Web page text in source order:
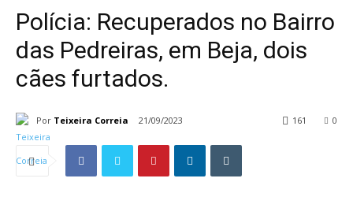
Polícia: Recuperados no Bairro
das Pedreiras, em Beja, dois
cães furtados.
Por Teixeira Correia 21/09/2023 0
161